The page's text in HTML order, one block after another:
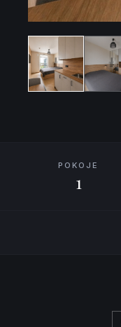
POKOJE
1